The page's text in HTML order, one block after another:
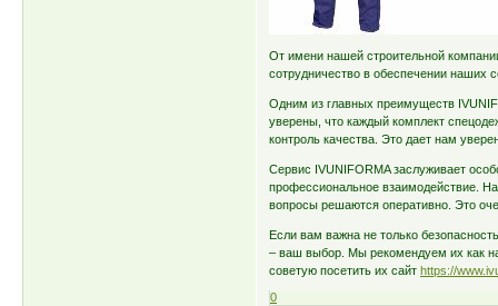
От имени нашей строительной
сотрудничество в обеспечении наших
Одним из главных преимуществ
уверены, что каждый комплект
контроль качества. Это дает нам
Сервис IVUNIFORMA заслуживает
профессиональное взаимодействие.
вопросы решаются оперативно. Это
Если вам важна не только
– ваш выбор. Мы рекомендуем их как
советую посетить их сайт https://
0